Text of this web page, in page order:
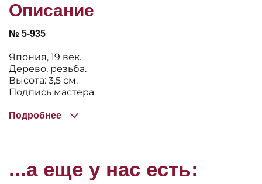
Описание
№ 5-935
Япония, 19 век.
Дерево, резьба.
Высота: 3,5 см.
Подпись мастера
Подробнее
...а еще у нас есть: